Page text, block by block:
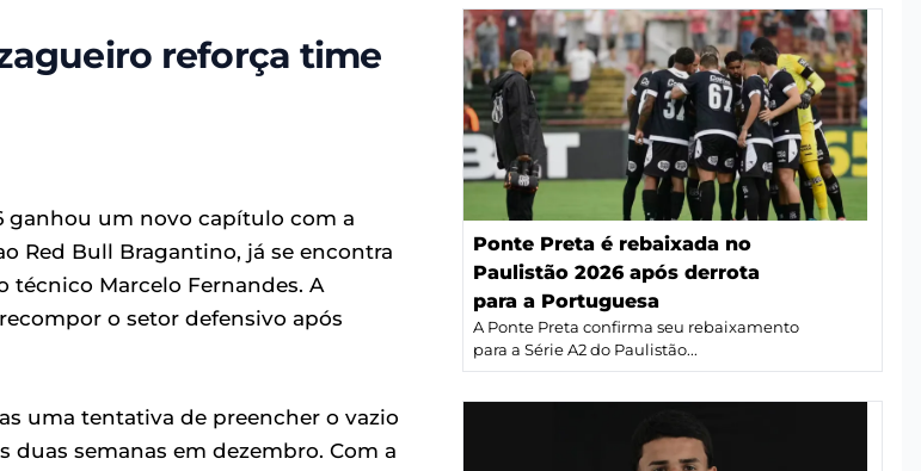
reforça time
ganhou um novo capítulo com a
Red Bull Bragantino, já se encontra
Marcelo Fernandes. A
o setor defensivo após
uma tentativa de preencher o vazio
semanas em dezembro. Com a
Ponte Preta é rebaixada no
Paulistão 2026 após derrota
para a Portuguesa
A Ponte Preta confirma seu rebaixamento
para a Série A2 do Paulistão...